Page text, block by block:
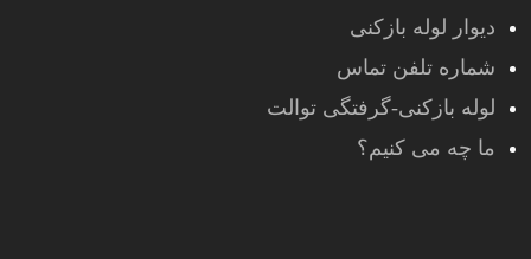
دیوار لوله بازکنی
شماره تلفن تماس
لوله بازکنی-گرفتگی توالت
ما چه می کنیم؟